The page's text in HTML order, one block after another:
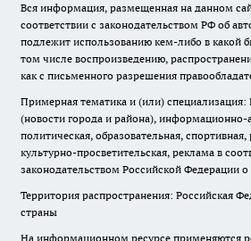
Вся информация, размещенная на данном
соответствии с законодательством РФ об
подлежит использованию кем-либо в какой
том числе воспроизведению,
как с письменного разрешения
Примерная тематика и (или)
(новости города и района), информационно-
политическая, образовательная, спортивная,
культурно-просветительская, реклама в
законодательством Российской Федерации
Территория распространения: Российская
страны
На информационном ресурсе применяются